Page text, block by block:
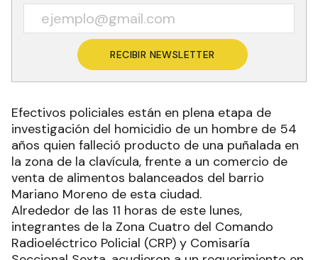
RECIBIR NEWSLETTER
Efectivos policiales están en plena etapa de
investigación del homicidio de un hombre de 54
años quien falleció producto de una puñalada en
la zona de la clavícula, frente a un comercio de
venta de alimentos balanceados del barrio
Mariano Moreno de esta ciudad.
Alrededor de las 11 horas de este lunes,
integrantes de la Zona Cuatro del Comando
Radioeléctrico Policial (CRP) y Comisaría